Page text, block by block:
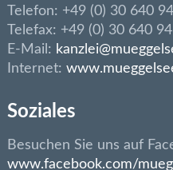
Telefon: +49 (0) 30 640
Telefax: +49 (0) 30 640
E-Mail:
Internet:
Soziales
Besuchen Sie uns auf
www.facebook.com/